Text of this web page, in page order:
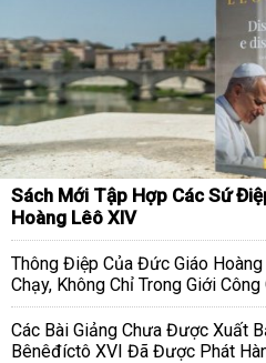
Sách Mới Tập Hợp Các Sứ
Hoàng Lêô XIV
Thông Điệp Của Đức Giáo
Chạy, Không Chỉ Trong Giới Công
Các Bài Giảng Chưa Được Xuất
Bênêđíctô XVI Đã Được Phát